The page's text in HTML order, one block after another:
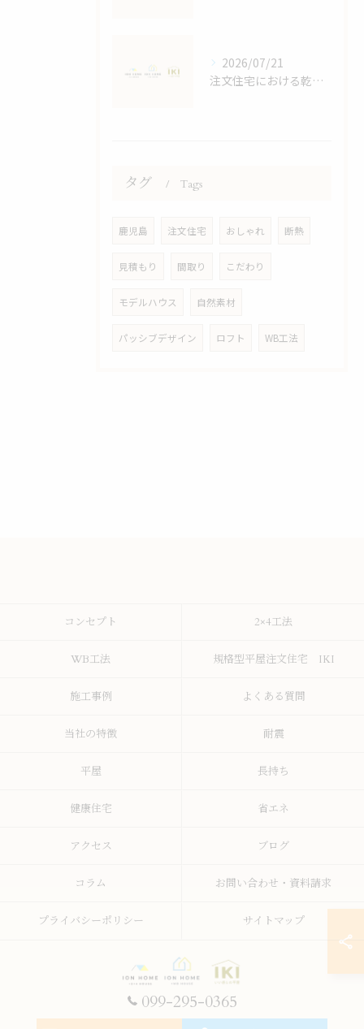
2026/07/21
注文住宅における乾太くんの効果検証
タグ Tags
鹿児島 注文住宅 おしゃれ 断熱
見積もり 間取り こだわり
モデルハウス 自然素材
パッシブデザイン ロフト WB工法
099-295-0365
コンセプト 2×4工法
WB工法 規格型平屋注文住宅 IKI
施工事例 よくある質問
当社の特徴 耐震
平屋 長持ち
健康住宅 省エネ
アクセス ブログ
コラム お問い合わせ・資料請求
プライバシーポリシー サイトマップ